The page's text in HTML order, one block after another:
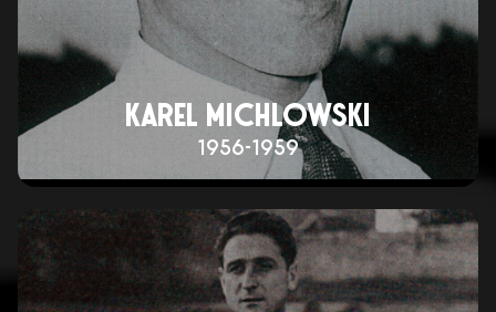
KAREL MICHLOWSKI
1956-1959